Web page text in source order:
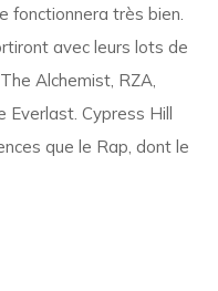
fonctionnera très bien.
avec leurs lots de
Alchemist, RZA,
Everlast. Cypress Hill
que le Rap, dont le